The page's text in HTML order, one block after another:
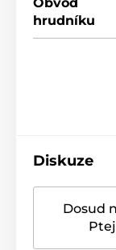
hrudníku
Diskuze
Dosud